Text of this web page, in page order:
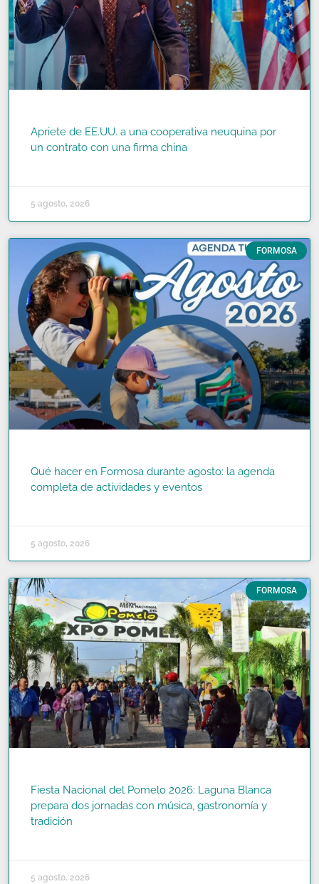
Apriete de EE.UU. a una cooperativa neuquina por
un contrato con una firma china
5 agosto, 2026
FORMOSA
Qué hacer en Formosa durante agosto: la agenda
completa de actividades y eventos
5 agosto, 2026
FORMOSA
Fiesta Nacional del Pomelo 2026: Laguna Blanca
prepara dos jornadas con música, gastronomía y
tradición
5 agosto, 2026